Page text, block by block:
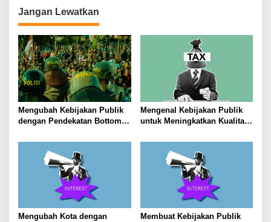
g
a
s
i
p
o
s
Jangan Lewatkan
Mengubah Kebijakan Publik
dengan Pendekatan Bottom-
Mengenal Kebijakan Publik
untuk Meningkatkan Kualitas
Mengubah Kota dengan
Membuat Kebijakan Publik